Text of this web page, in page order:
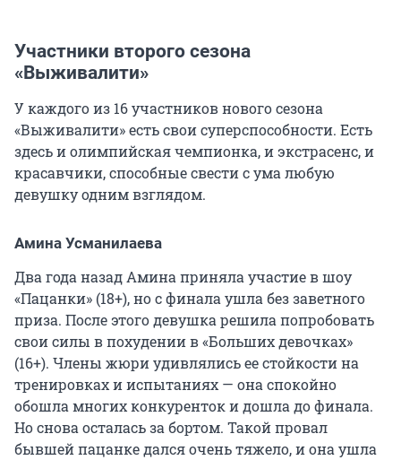
Участники второго сезона
«Выживалити»
У каждого из 16 участников нового сезона
«Выживалити» есть свои суперспособности. Есть
здесь и олимпийская чемпионка, и экстрасенс, и
красавчики, способные свести с ума любую
девушку одним взглядом.
Амина Усманилаева
Два года назад Амина приняла участие в шоу
«Пацанки» (18+), но с финала ушла без заветного
приза. После этого девушка решила попробовать
свои силы в похудении в «Больших девочках»
(16+). Члены жюри удивлялись ее стойкости на
тренировках и испытаниях — она спокойно
обошла многих конкуренток и дошла до финала.
Но снова осталась за бортом. Такой провал
бывшей пацанке дался очень тяжело, и она ушла